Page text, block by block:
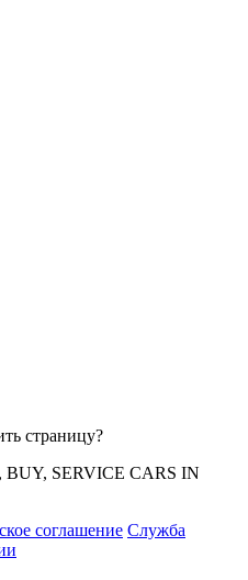
страницу?
BUY, SERVICE CARS IN
соглашение Служба